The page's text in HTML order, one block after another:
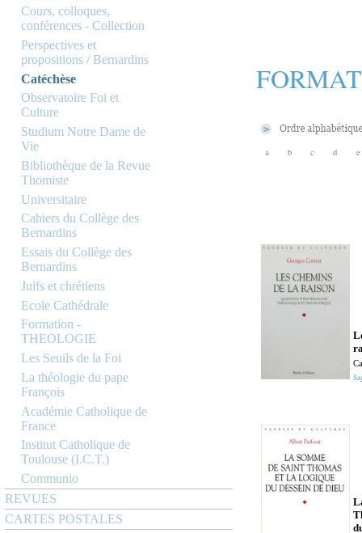
Cours, colloques,
conférences - Collection
Perspectives et
propositions / Bernardins
Catéchèse
Observatoire Foi et
Culture
Studium Notre Dame de
Vie
Bibliothèque de la Revue
Thomiste
Universitaire
Cahiers du Collège des
Bernardins
Essais du Collège des
Bernardins
Juifs et chrétiens
Ecole Cathédrale
Formation -
THEOLOGIE
Les Seuils de la Foi
La théologie du pape
François
Académie Catholique de
France
Institut Catholique de
Toulouse (I.C.T.)
Communio
REVUES
CARTES POSTALES
a b c d e